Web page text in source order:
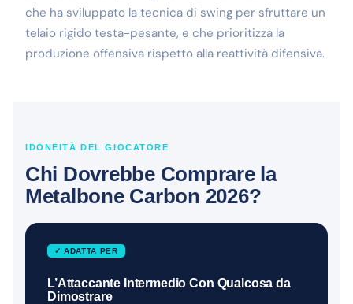
che ha sviluppato la tecnica di swing per sfruttare un
telaio rigido testa-pesante, e che prioritizza la
produzione offensiva rispetto alla reattività difensiva.
IDONEITÀ DEL GIOCATORE
Chi Dovrebbe Comprare la
Metalbone Carbon 2026?
✓ ADATTA PER
L’Attaccante Intermedio Con Qualcosa da
Dimostrare